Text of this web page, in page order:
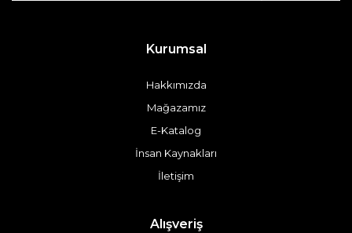
Kurumsal
Hakkımızda
Mağazamız
E-Katalog
İnsan Kaynakları
İletişim
Alışveriş